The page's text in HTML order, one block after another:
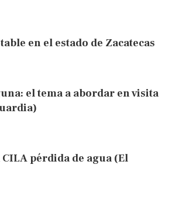
en el estado de Zacatecas
el tema a abordar en visita
pérdida de agua (El